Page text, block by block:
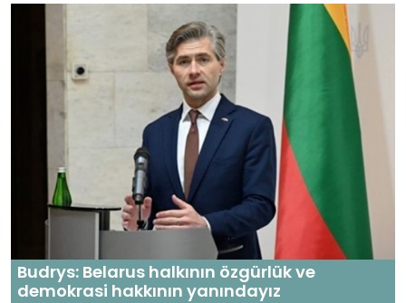
Budrys: Belarus halkının özgürlük ve
demokrasi hakkının yanındayız